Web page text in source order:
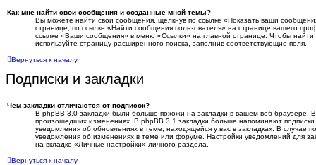
Как мне найти свои сообщения и созданные мной темы?
Вы можете найти свои сообщения, щёлкнув по ссылке «Показать ваши
странице, по ссылке «Найти сообщения пользователя» на странице вашего
ссылке «Ваши сообщения» в меню «Ссылки» на главной странице. Чтобы
используйте страницу расширенного поиска, заполнив соответствующие поля.
Вернуться к началу
Подписки и закладки
Чем закладки отличаются от подписок?
В phpBB 3.0 закладки были больше похожи на закладки в вашем веб-браузере.
произошедших изменениях. В phpBB 3.1 закладки больше напоминают
уведомления об обновлениях в теме, находящейся у вас в закладках. В случае
уведомления об изменениях в теме или форуме. Настройки уведомлений для
на вкладке «Личные настройки» личного раздела.
Вернуться к началу